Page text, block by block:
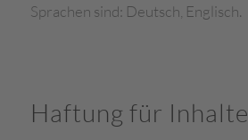
Sprachen sind: Deutsch, Englisch.
Haftung für Inhalte